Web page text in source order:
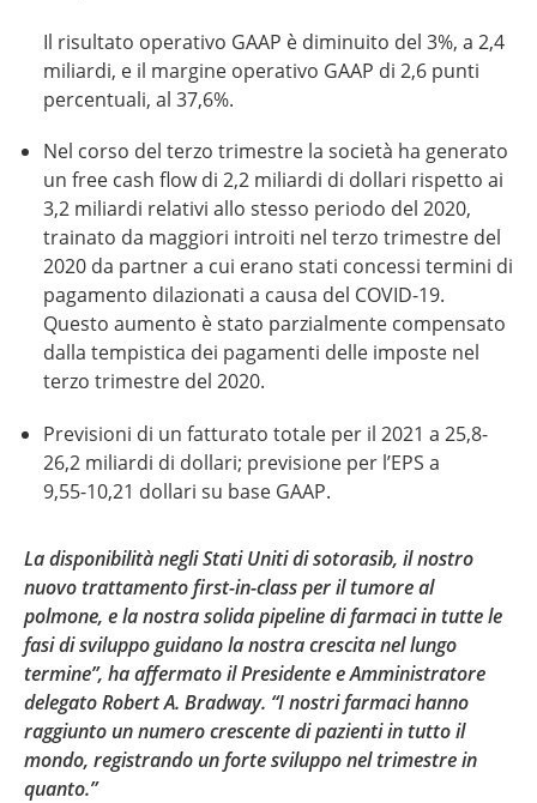
Il risultato operativo GAAP è diminuito del 3%, a 2,4
miliardi, e il margine operativo GAAP di 2,6 punti
percentuali, al 37,6%.
Nel corso del terzo trimestre la società ha generato
un free cash flow di 2,2 miliardi di dollari rispetto ai
3,2 miliardi relativi allo stesso periodo del 2020,
trainato da maggiori introiti nel terzo trimestre del
2020 da partner a cui erano stati concessi termini di
pagamento dilazionati a causa del COVID-19.
Questo aumento è stato parzialmente compensato
dalla tempistica dei pagamenti delle imposte nel
terzo trimestre del 2020.
Previsioni di un fatturato totale per il 2021 a 25,8-
26,2 miliardi di dollari; previsione per l’EPS a
9,55-10,21 dollari su base GAAP.
La disponibilità negli Stati Uniti di sotorasib, il nostro
nuovo trattamento first-in-class per il tumore al
polmone, e la nostra solida pipeline di farmaci in tutte le
fasi di sviluppo guidano la nostra crescita nel lungo
termine”, ha affermato il Presidente e Amministratore
delegato Robert A. Bradway. “I nostri farmaci hanno
raggiunto un numero crescente di pazienti in tutto il
mondo, registrando un forte sviluppo nel trimestre in
quanto.”